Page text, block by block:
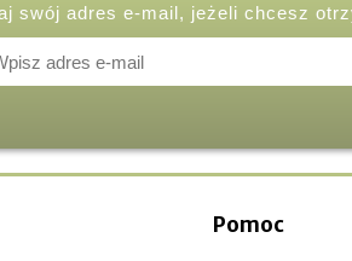
swój adres e-mail, jeżeli chcesz
Pomoc